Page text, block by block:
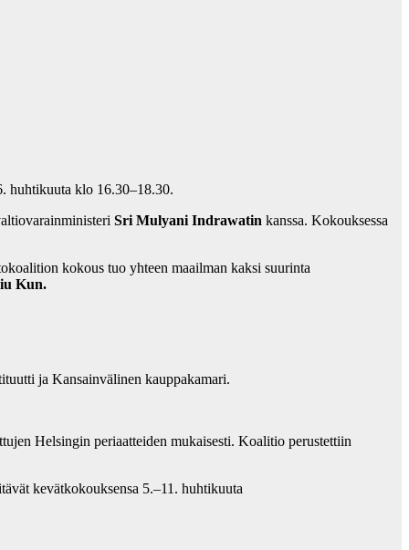
huhtikuuta klo 16.30–18.30.
Sri Mulyani Indrawatin kanssa. Kokouksessa
kokous tuo yhteen maailman kaksi suurinta
Kun.
ja Kansainvälinen kauppakamari.
Helsingin periaatteiden mukaisesti. Koalitio perustettiin
kevätkokouksensa 5.–11. huhtikuuta